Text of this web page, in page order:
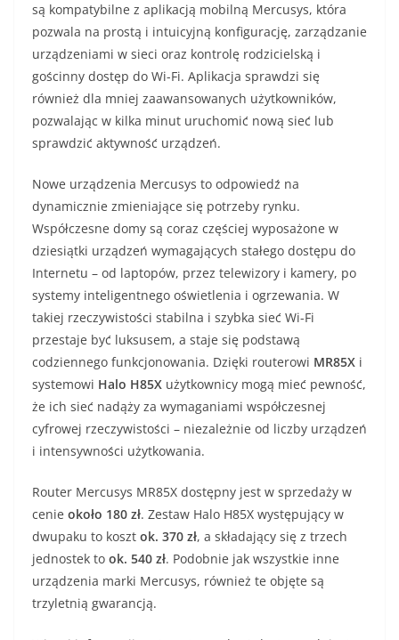
są kompatybilne z aplikacją mobilną Mercusys, która
pozwala na prostą i intuicyjną konfigurację, zarządzanie
urządzeniami w sieci oraz kontrolę rodzicielską i
gościnny dostęp do Wi-Fi. Aplikacja sprawdzi się
również dla mniej zaawansowanych użytkowników,
pozwalając w kilka minut uruchomić nową sieć lub
sprawdzić aktywność urządzeń.
Nowe urządzenia Mercusys to odpowiedź na
dynamicznie zmieniające się potrzeby rynku.
Współczesne domy są coraz częściej wyposażone w
dziesiątki urządzeń wymagających stałego dostępu do
Internetu – od laptopów, przez telewizory i kamery, po
systemy inteligentnego oświetlenia i ogrzewania. W
takiej rzeczywistości stabilna i szybka sieć Wi-Fi
przestaje być luksusem, a staje się podstawą
codziennego funkcjonowania. Dzięki routerowi MR85X i
systemowi Halo H85X użytkownicy mogą mieć pewność,
że ich sieć nadąży za wymaganiami współczesnej
cyfrowej rzeczywistości – niezależnie od liczby urządzeń
i intensywności użytkowania.
Router Mercusys MR85X dostępny jest w sprzedaży w
cenie około 180 zł. Zestaw Halo H85X występujący w
dwupaku to koszt ok. 370 zł, a składający się z trzech
jednostek to ok. 540 zł. Podobnie jak wszystkie inne
urządzenia marki Mercusys, również te objęte są
trzyletnią gwarancją.